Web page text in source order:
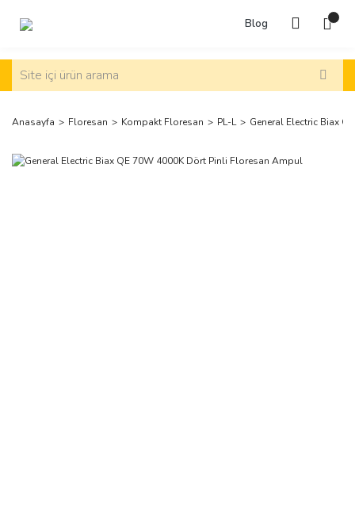
Blog
Anasayfa Floresan Kompakt Floresan PL-L General Electric Biax